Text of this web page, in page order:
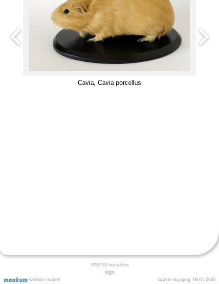
Cavia, Cavia porcellus
website maken
1053733bezoekers
login
laatste wijziging: 06-01-2026